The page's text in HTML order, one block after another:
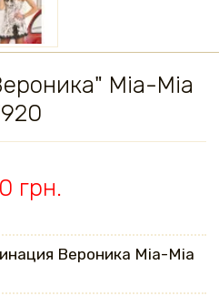
Mia-Mia
грн.
Вероника Mia-Mia